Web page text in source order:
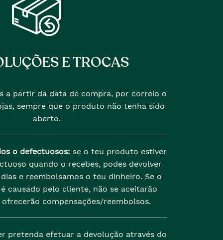
E TROCAS
a partir da data de compra, por correio o
sempre que o produto não tenha sido
aberto.
o defectuosos: se o teu produto estiver
quando o recebes, podes devolver
e reembolsamos o teu dinheiro. Se o
causado pelo cliente, não se aceitarão
compensações/reembolsos.
pretenda efetuar a devolução através do